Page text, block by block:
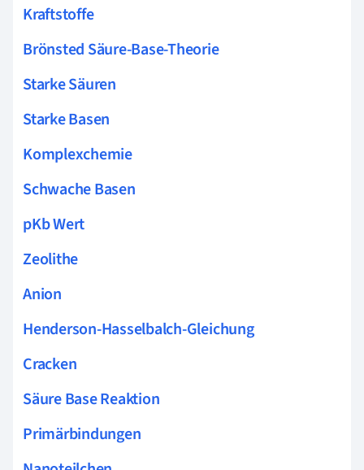
Kraftstoffe
Brönsted Säure-Base-Theorie
Starke Säuren
Starke Basen
Komplexchemie
Schwache Basen
pKb Wert
Zeolithe
Anion
Henderson-Hasselbalch-Gleichung
Cracken
Säure Base Reaktion
Primärbindungen